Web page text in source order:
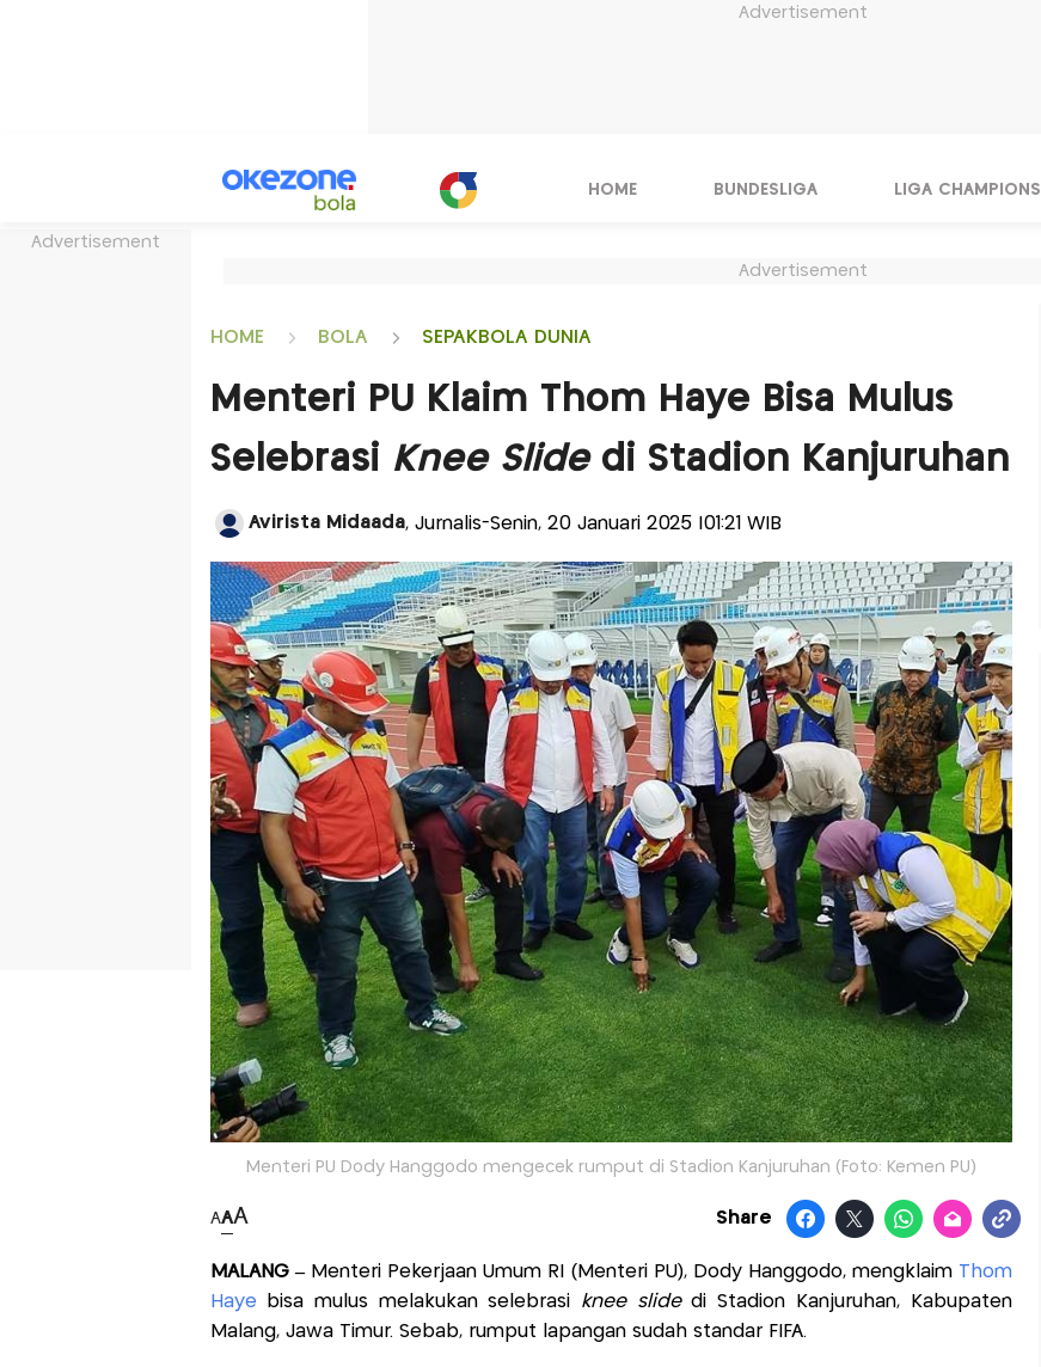
Advertisement
Advertisement
HOME BUNDESLIGA LIGA CHAMPIONS
Advertisement
HOME BOLA SEPAKBOLA DUNIA
Menteri PU Klaim Thom Haye Bisa Mulus
Selebrasi Knee Slidedi Stadion Kanjuruhan
Avirista Midaada, Jurnalis-Senin, 20 Januari 2025 |01:21 WIB
Menteri PU Dody Hanggodo mengecek rumput di Stadion Kanjuruhan (Foto: Kemen PU)
AAA Share
MALANG –Menteri Pekerjaan Umum RI (Menteri PU), Dody Hanggodo, mengklaim Thom
Haye bisa mulus melakukan selebrasi knee slidedi Stadion Kanjuruhan, Kabupaten
Malang, Jawa Timur. Sebab, rumput lapangan sudah standar FIFA.